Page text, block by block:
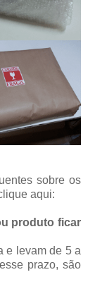
sobre os
aqui:
produto ficar
e levam de 5 a
prazo, são